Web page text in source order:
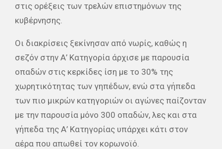
στις ορέξεις των τρελών επιστημόνων της
κυβέρνησης.
Οι διακρίσεις ξεκίνησαν από νωρίς, καθώς η
σεζόν στην Α’ Κατηγορία άρχισε με παρουσία
οπαδών στις κερκίδες ίση με το 30% της
χωρητικότητας των γηπέδων, ενώ στα γήπεδα
των πιο μικρών κατηγοριών οι αγώνες παίζονταν
με την παρουσία μόνο 300 οπαδών, λες και στα
γήπεδα της Α’ Κατηγορίας υπάρχει κάτι στον
αέρα που απωθεί τον κορωνοϊό.